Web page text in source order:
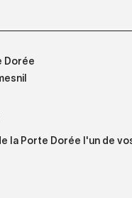
Dorée
la Porte Dorée l'un de